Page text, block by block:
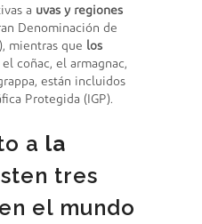
a uvas y regiones
Denominación de
mientras que los
coñac, el armagnac,
están incluidos
Protegida (IGP).
a la
tres
el mundo